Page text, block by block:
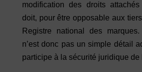
modification des droits
doit, pour être opposable aux
Registre national des
n’est donc pas un simple détail
participe à la sécurité juridique de